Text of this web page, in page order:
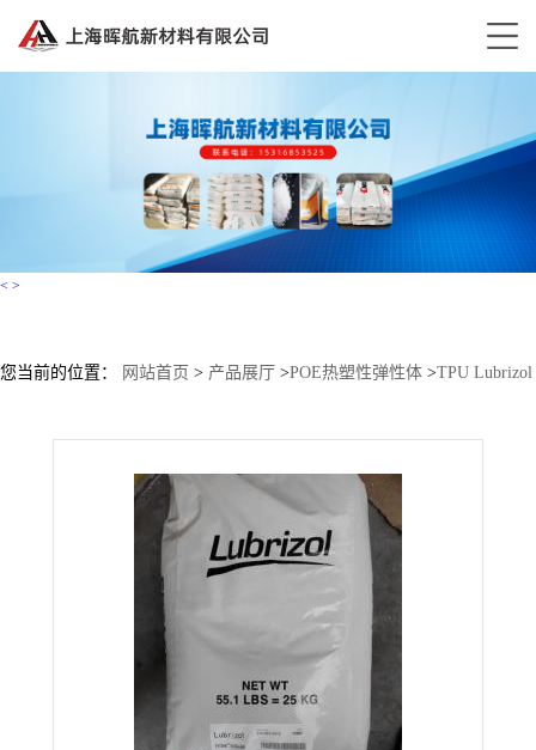
< >
您当前的位置： 网站首页 > 产品展厅 >POE热塑性弹性体 >TPU Lubrizol